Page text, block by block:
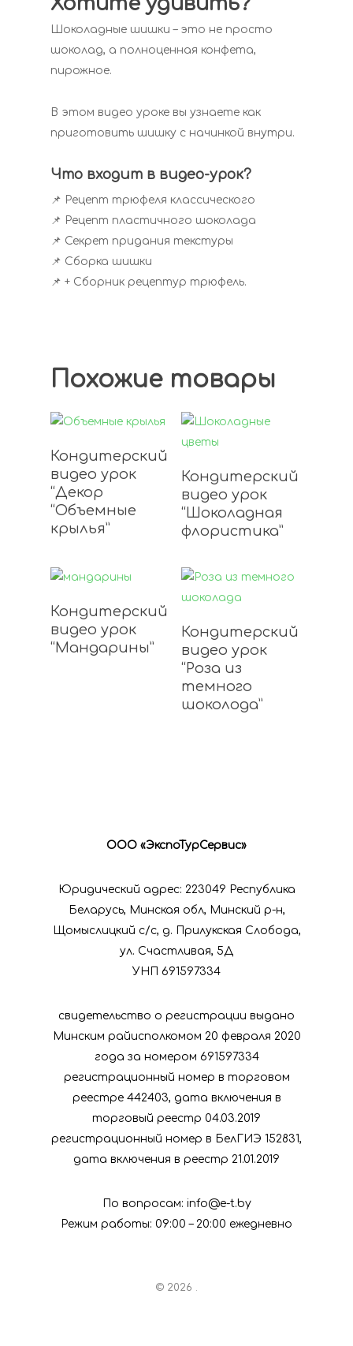
Шоколадные шишки – это не просто
шоколад, а полноценная конфета,
пирожное.
В этом видео уроке вы узнаете как
приготовить шишку с начинкой внутри.
Что входит в видео-урок?
📌 Рецепт трюфеля классического
📌 Рецепт пластичного шоколада
📌 Секрет придания текстуры
📌 Сборка шишки
📌 + Сборник рецептур трюфель. ⠀
Похожие товары
Кондитерский
видео урок
“Декор
“Объемные
крылья”
Кондитерский
видео урок
“Шоколадная
флористика”
Кондитерский
видео урок
“Мандарины”
Кондитерский
видео урок
“Роза из
темного
шоколода”
ООО «ЭкспоТурСервис»
Юридический адрес: 223049 Республика
Беларусь, Минская обл, Минский р-н,
Щомыслицкий с/с, д. Прилукская Слобода,
ул. Счастливая, 5Д
УНП 691597334
свидетельство о регистрации выдано
Минским райисполкомом 20 февраля 2020
года за номером 691597334
регистрационный номер в торговом
реестре 442403, дата включения в
торговый реестр 04.03.2019
регистрационный номер в БелГИЭ 152831,
дата включения в реестр 21.01.2019
По вопросам: info@e-t.by
Режим работы: 09:00 – 20:00 ежедневно
© 2026 .